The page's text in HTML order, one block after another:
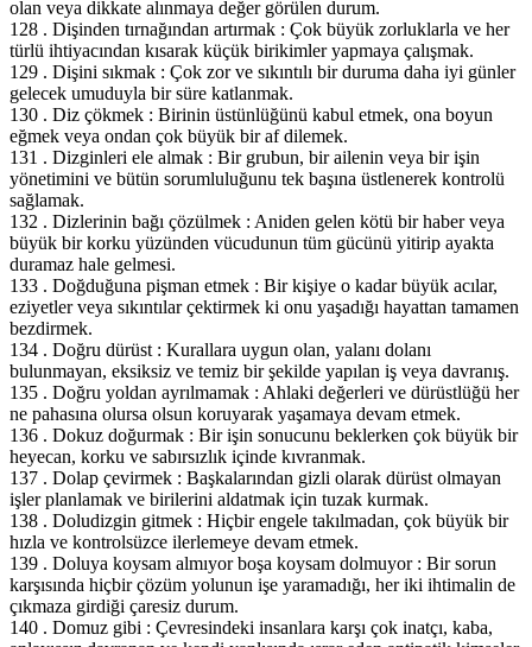
olan veya dikkate alınmaya değer görülen durum.
128 . Dişinden tırnağından artırmak : Çok büyük zorluklarla ve her
türlü ihtiyacından kısarak küçük birikimler yapmaya çalışmak.
129 . Dişini sıkmak : Çok zor ve sıkıntılı bir duruma daha iyi günler
gelecek umuduyla bir süre katlanmak.
130 . Diz çökmek : Birinin üstünlüğünü kabul etmek, ona boyun
eğmek veya ondan çok büyük bir af dilemek.
131 . Dizginleri ele almak : Bir grubun, bir ailenin veya bir işin
yönetimini ve bütün sorumluluğunu tek başına üstlenerek kontrolü
sağlamak.
132 . Dizlerinin bağı çözülmek : Aniden gelen kötü bir haber veya
büyük bir korku yüzünden vücudunun tüm gücünü yitirip ayakta
duramaz hale gelmesi.
133 . Doğduğuna pişman etmek : Bir kişiye o kadar büyük acılar,
eziyetler veya sıkıntılar çektirmek ki onu yaşadığı hayattan tamamen
bezdirmek.
134 . Doğru dürüst : Kurallara uygun olan, yalanı dolanı
bulunmayan, eksiksiz ve temiz bir şekilde yapılan iş veya davranış.
135 . Doğru yoldan ayrılmamak : Ahlaki değerleri ve dürüstlüğü her
ne pahasına olursa olsun koruyarak yaşamaya devam etmek.
136 . Dokuz doğurmak : Bir işin sonucunu beklerken çok büyük bir
heyecan, korku ve sabırsızlık içinde kıvranmak.
137 . Dolap çevirmek : Başkalarından gizli olarak dürüst olmayan
işler planlamak ve birilerini aldatmak için tuzak kurmak.
138 . Doludizgin gitmek : Hiçbir engele takılmadan, çok büyük bir
hızla ve kontrolsüzce ilerlemeye devam etmek.
139 . Doluya koysam almıyor boşa koysam dolmuyor : Bir sorun
karşısında hiçbir çözüm yolunun işe yaramadığı, her iki ihtimalin de
çıkmaza girdiği çaresiz durum.
140 . Domuz gibi : Çevresindeki insanlara karşı çok inatçı, kaba,